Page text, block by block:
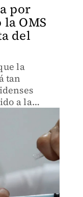
por
OMS
del
la
tan
a la
de